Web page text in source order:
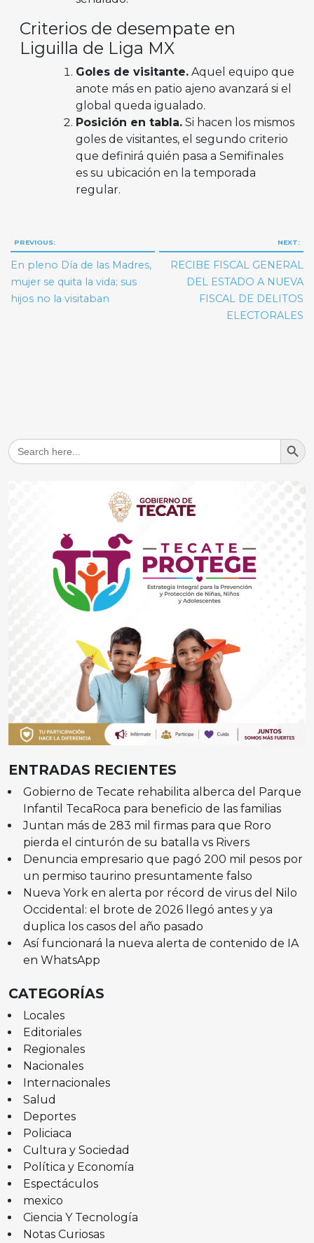
Criterios de desempate en
Liguilla de Liga MX
Goles de visitante. Aquel equipo que
anote más en patio ajeno avanzará si el
global queda igualado.
Posición en tabla. Si hacen los mismos
goles de visitantes, el segundo criterio
que definirá quién pasa a Semifinales
es su ubicación en la temporada
regular.
Navegación
de
entradas
PREVIOUS:
En pleno Día de las Madres,
mujer se quita la vida; sus
hijos no la visitaban
NEXT:
RECIBE FISCAL GENERAL
DEL ESTADO A NUEVA
FISCAL DE DELITOS
ELECTORALES
Search
for:
Search
ENTRADAS RECIENTES
Gobierno de Tecate rehabilita alberca del Parque
Infantil TecaRoca para beneficio de las familias
Juntan más de 283 mil firmas para que Roro
pierda el cinturón de su batalla vs Rivers
Denuncia empresario que pagó 200 mil pesos por
un permiso taurino presuntamente falso
Nueva York en alerta por récord de virus del Nilo
Occidental: el brote de 2026 llegó antes y ya
duplica los casos del año pasado
Así funcionará la nueva alerta de contenido de IA
en WhatsApp
CATEGORÍAS
Locales
Editoriales
Regionales
Nacionales
Internacionales
Salud
Deportes
Policiaca
Cultura y Sociedad
Política y Economía
Espectáculos
mexico
Ciencia Y Tecnología
Notas Curiosas